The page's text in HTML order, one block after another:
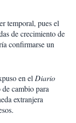
temporal, pues el
de crecimiento de
confirmarse un
en el Diario
cambio para
extranjera